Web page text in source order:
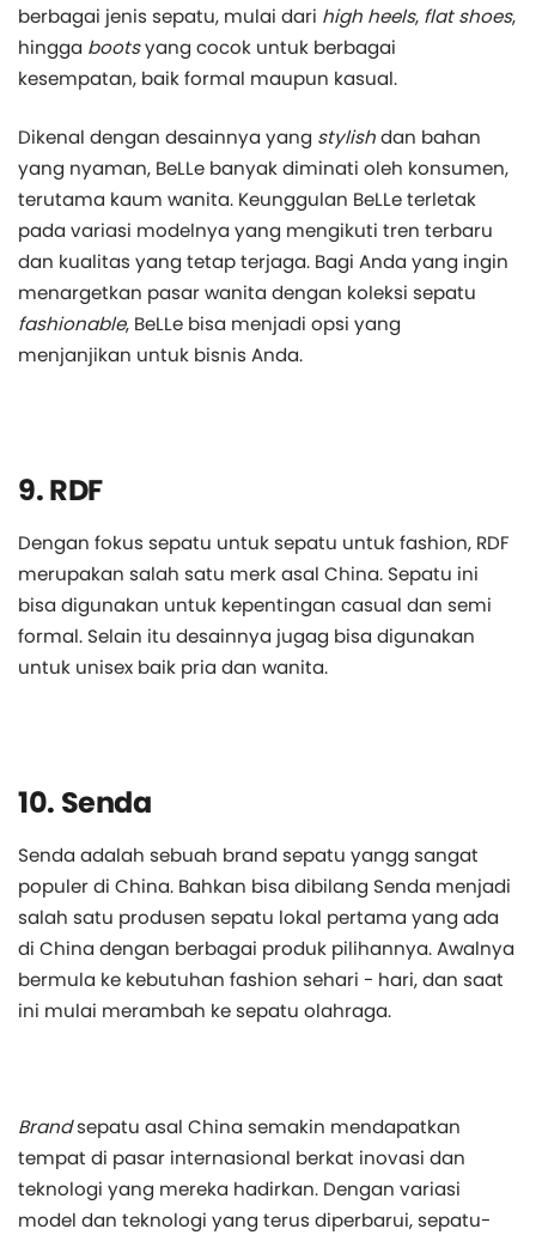
berbagai jenis sepatu, mulai dari high heels, flat shoes,
hingga bootsyang cocok untuk berbagai
kesempatan, baik formal maupun kasual.
Dikenal dengan desainnya yang stylishdan bahan
yang nyaman, BeLLe banyak diminati oleh konsumen,
terutama kaum wanita. Keunggulan BeLLe terletak
pada variasi modelnya yang mengikuti tren terbaru
dan kualitas yang tetap terjaga. Bagi Anda yang ingin
menargetkan pasar wanita dengan koleksi sepatu
fashionable, BeLLe bisa menjadi opsi yang
menjanjikan untuk bisnis Anda.
9. RDF
Dengan fokus sepatu untuk sepatu untuk fashion, RDF
merupakan salah satu merk asal China. Sepatu ini
bisa digunakan untuk kepentingan casual dan semi
formal. Selain itu desainnya jugag bisa digunakan
untuk unisex baik pria dan wanita.
10. Senda
Senda adalah sebuah brand sepatu yangg sangat
populer di China. Bahkan bisa dibilang Senda menjadi
salah satu produsen sepatu lokal pertama yang ada
di China dengan berbagai produk pilihannya. Awalnya
bermula ke kebutuhan fashion sehari - hari, dan saat
ini mulai merambah ke sepatu olahraga.
Brandsepatu asal China semakin mendapatkan
tempat di pasar internasional berkat inovasi dan
teknologi yang mereka hadirkan. Dengan variasi
model dan teknologi yang terus diperbarui, sepatu-